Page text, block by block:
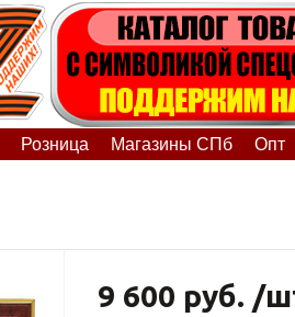
Розница Магазины СПб Опт
9 600 руб. /